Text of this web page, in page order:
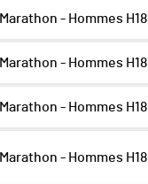
Marathon - Hommes H18
Marathon - Hommes H18
Marathon - Hommes H18
Marathon - Hommes H18